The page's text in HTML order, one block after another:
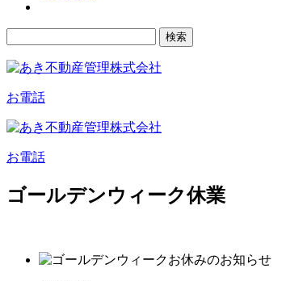
お電話
お電話
ゴールデンウィーク休業